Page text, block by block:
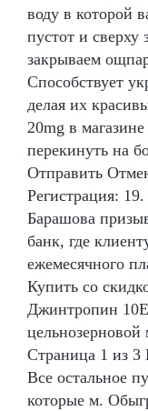
воду в которой
пустот и сверху
закрываем
Способствует
делая их
20mg в
перекинуть на
Отправить
Регистрация:
Барашова
банк, где
ежемесячного
Купить со
Джинтропин
Страница 1 из 3
Все остальное
которые м.